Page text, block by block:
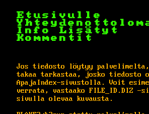
Etusivulle
Info
Lisätyt
Kommentit
Jos tiedosto löytyy
takaa tarkastaa, josko tiedosto
ApajaIndex-sivustolla. Voit
verrata, vastaako FILE_ID.DIZ
sivulla olevaa kuvausta.